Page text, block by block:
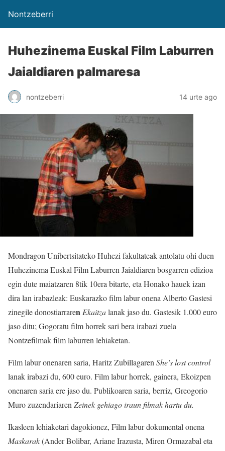
Nontzeberri
Huhezinema Euskal Film Laburren
Jaialdiaren palmaresa
nontzeberri 14 urte ago
Mondragon Unibertsitateko Huhezi fakultateak antolatu ohi duen
Huhezinema Euskal Film Laburren Jaialdiaren bosgarren edizioa
egin dute maiatzaren 8tik 10era bitarte, eta Honako hauek izan
dira lan irabazleak: Euskarazko film labur onena Alberto Gastesi
zinegile donostiarraren Ekaitzalanak jaso du. Gastesik 1.000 euro
jaso ditu; Gogoratu film horrek sari bera irabazi zuela
Nontzefilmak film laburren lehiaketan.
Film labur onenaren saria, Haritz Zubillagaren She’s lost control
lanak irabazi du, 600 euro. Film labur horrek, gainera, Ekoizpen
onenaren saria ere jaso du. Publikoaren saria, berriz, Greogorio
Muro zuzendariaren Zeinek gehiago iraunfilmak hartu du.
Ikasleen lehiaketari dagokionez, Film labur dokumental onena
Maskarak(Ander Bolibar, Ariane Irazusta, Miren Ormazabal eta